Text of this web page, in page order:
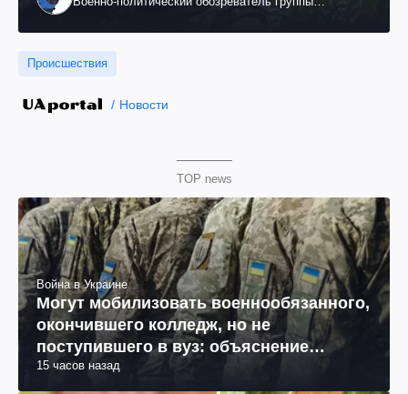
Происшествия
Новости
TOP news
Война в Украине
Могут мобилизовать военнообязанного,
окончившего колледж, но не
поступившего в вуз: объяснение
юриста
15 часов назад